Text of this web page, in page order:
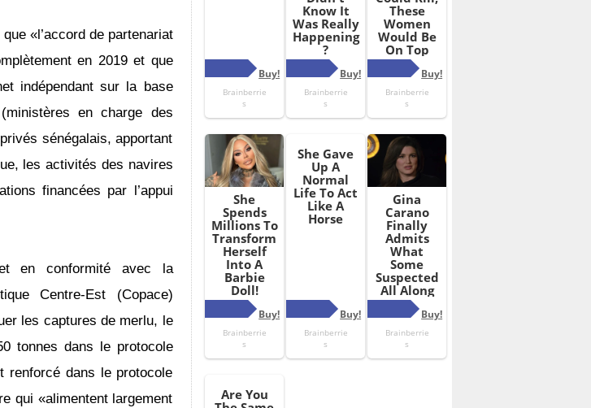
«l’accord de partenariat
en 2019 et que
indépendant sur la base
en charge des
sénégalais, apportant
les activités des navires
financées par l’appui
en conformité avec la
Centre-Est (Copace)
les captures de merlu, le
tonnes dans le protocole
renforcé dans le protocole
qui «alimentent largement